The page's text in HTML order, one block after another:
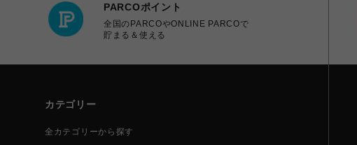
PARCOポイント
全国のPARCOやONLINE PARCOで
貯まる＆使える
カテゴリー
全カテゴリーから探す